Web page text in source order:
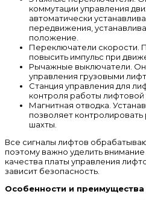
коммутации управления
автоматически
передвижения,
положение.
Переключатели скорости.
повысить импульс при
Рычажные выключатели.
управления грузовыми
Станция управления для
контроля работы лифтовой
Магнитная отводка.
позволяет
шахты.
Все сигналы лифтов
поэтому важно уделить
качества платы управления
зависит безопасность.
Особенности и преимущества